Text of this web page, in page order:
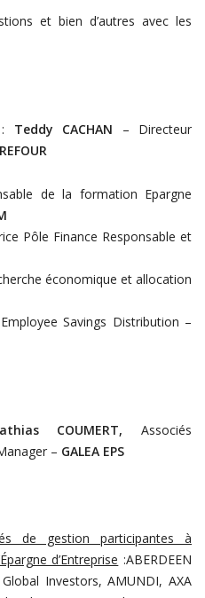
et bien d’autres avec les
Teddy CACHAN – Directeur
de la formation Epargne
Pôle Finance Responsable et
économique et allocation
Savings Distribution –
COUMERT,Associés
– GALEA EPS
de gestion participantes à
d’Entreprise :ABERDEEN
Investors, AMUNDI, AXA